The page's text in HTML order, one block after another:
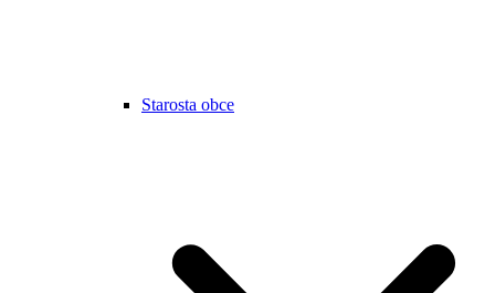
Starosta obce